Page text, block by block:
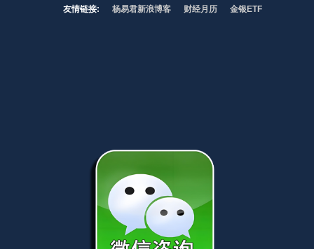
友情链接: 杨易君新浪博客 财经月历 金银ETF